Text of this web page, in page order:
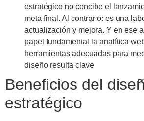
estratégico no concibe el
meta final. Al contrario: es una
actualización y mejora. Y en ese
papel fundamental la analítica
herramientas adecuadas para
diseño resulta clave
Beneficios del
estratégico